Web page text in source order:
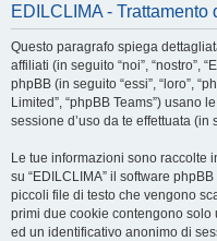
EDILCLIMA - Trattamento
Questo paragrafo spiega
affiliati (in seguito “noi”, “nostro”,
phpBB (in seguito “essi”, “loro”,
Limited”, “phpBB Teams”) usano
sessione d’uso da te effettuata (in
Le tue informazioni sono raccolte
su “EDILCLIMA” il software
piccoli file di testo che vengono
primi due cookie contengono solo
ed un identificativo anonimo di